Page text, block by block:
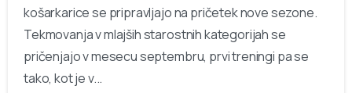
košarkarice se pripravljajo na pričetek nove sezone.
Tekmovanja v mlajših starostnih kategorijah se
pričenjajo v mesecu septembru, prvi treningi pa se
tako, kot je v...